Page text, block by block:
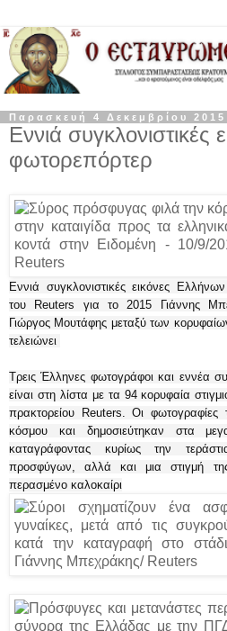
Παρασκευή 4 Δεκεμβρίου 2015
Εννιά συγκλονιστικές
φωτορεπόρτερ
Εννιά συγκλονιστικές εικόνες
του Reuters για το 2015 Γιάννης
Γιώργος Μουτάφης μεταξύ των
τελειώνει
Τρεις Έλληνες φωτογράφοι και εννέα
είναι στη λίστα με τα 94 κορυφαία
πρακτορείου Reuters. Οι
κόσμου και δημοσιεύτηκαν στα
καταγράφοντας κυρίως την
προσφύγων, αλλά και μια στιγμή
περασμένο καλοκαίρι